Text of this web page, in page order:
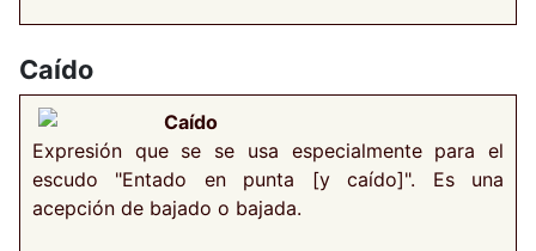
Caído
Caído
Expresión que se se usa especialmente para el
escudo "Entado en punta [y caído]". Es una
acepción de bajado o bajada.